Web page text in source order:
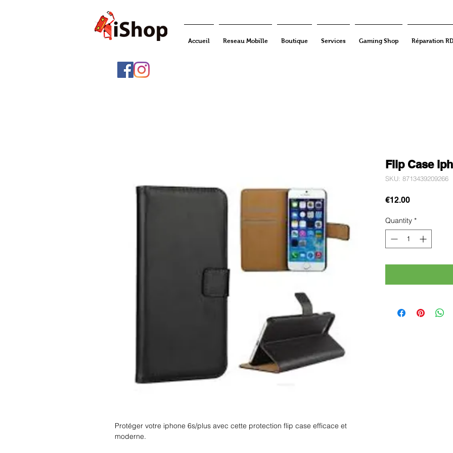
Accueil Reseau Mobille Boutique Services Gaming Shop Réparation
Protéger votre iphone 6s/plus avec cette protection flip case efficace et
moderne.
Flip Case
SKU: 8713439209266
€12.00Price
Quantity *